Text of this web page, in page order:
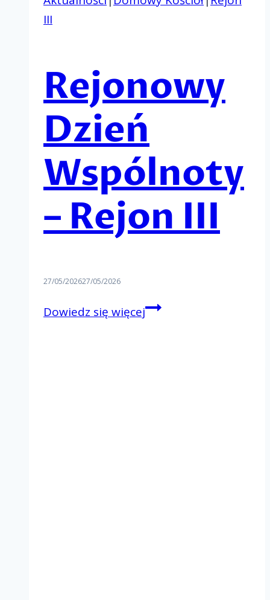
III
Rejonowy
Dzień
Wspólnoty
– Rejon III
27/05/202627/05/2026
Dowiedz się więcejRejonowy